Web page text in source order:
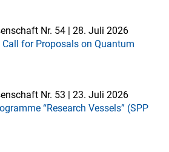
Nr. 54 | 28. Juli 2026
for Proposals on Quantum
Nr. 53 | 23. Juli 2026
“Research Vessels” (SPP